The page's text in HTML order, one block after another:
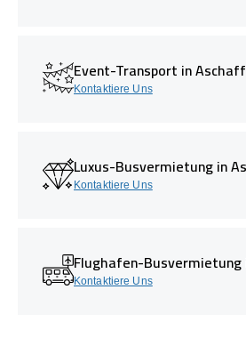
Event-Transport in
Kontaktiere Uns
Luxus-Busvermietung in
Kontaktiere Uns
Flughafen-
Kontaktiere Uns